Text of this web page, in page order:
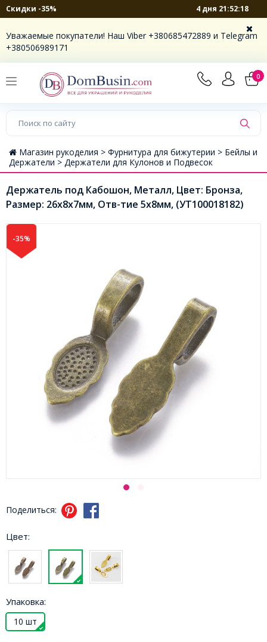
Скидки -35% 4 дня 21:52:18
Уважаемые покупатели! Наш Viber +380685472889 и Telegram
+380506989171
0
Магазин рукоделия > Фурнитура для бижутерии > Бейлы и
Держатели > Держатели для Кулонов и Подвесок
Держатель под Кабошон, Металл, Цвет: Бронза,
Размер: 26х8х7мм, Отв-тие 5х8мм, (УТ100018182)
-35%
Поделиться:
Цвет:
Упаковка:
10 шт